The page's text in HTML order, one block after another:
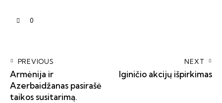
0
PREVIOUS
Armėnija ir
Azerbaidžanas pasirašė
taikos susitarimą.
NEXT
Iginičio akcijų išpirkimas